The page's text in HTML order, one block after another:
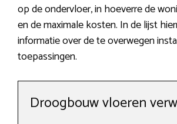
op de ondervloer, in hoeverre de
en de maximale kosten. In de lijst
informatie over de te overwegen
toepassingen.
Droogbouw vloeren